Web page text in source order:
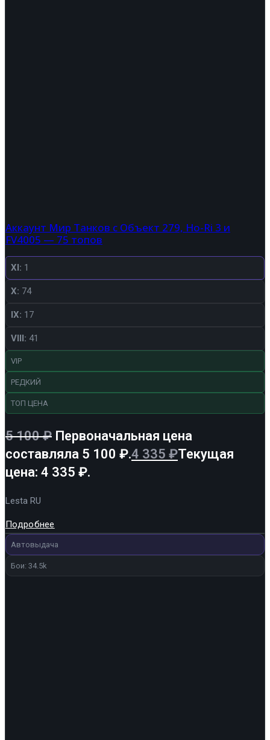
Аккаунт Мир Танков с Объект 279, Ho-Ri 3 и
FV4005 — 75 топов
XI: 1
X: 74
IX: 17
VIII: 41
VIP
РЕДКИЙ
ТОП ЦЕНА
5 100₽ Первоначальная цена
составляла 5 100 ₽.4 335 ₽Текущая
цена: 4 335 ₽.
Lesta RU
Подробнее
Автовыдача
Бои: 34.5k